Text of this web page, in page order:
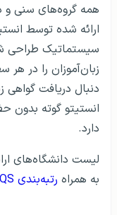
همه گروه‌های سنی و
ارائه شده توسط
سیستماتیک طراحی
زبان‌آموزان را در هر
دنبال دریافت
انستیتو گوته بدون
دارد.
لیست دانشگاه‌های
به همراه رتبه‌بندی QS